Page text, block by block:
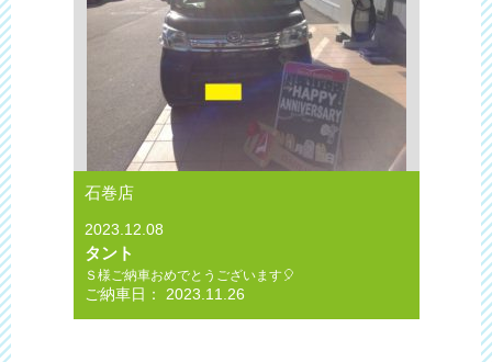
石巻店
2023.12.08
タント
Ｓ様ご納車おめでとうございます🎈
ご納車日： 2023.11.26